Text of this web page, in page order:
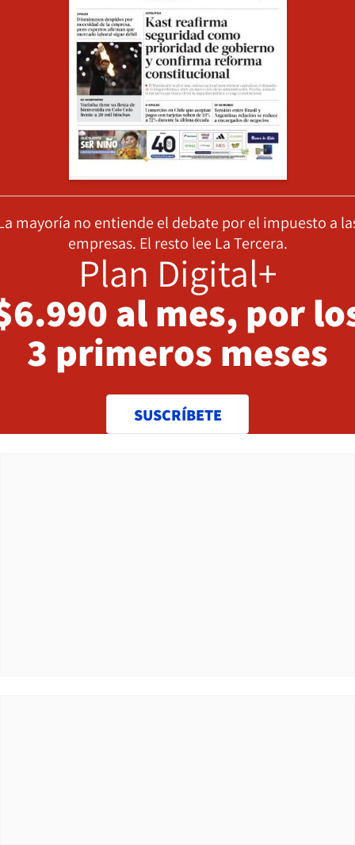
mayoría no entiende el debate por el impuesto a
empresas. El resto lee La Tercera.
Plan Digital+
al mes, por
3 primeros meses
SUSCRÍBETE